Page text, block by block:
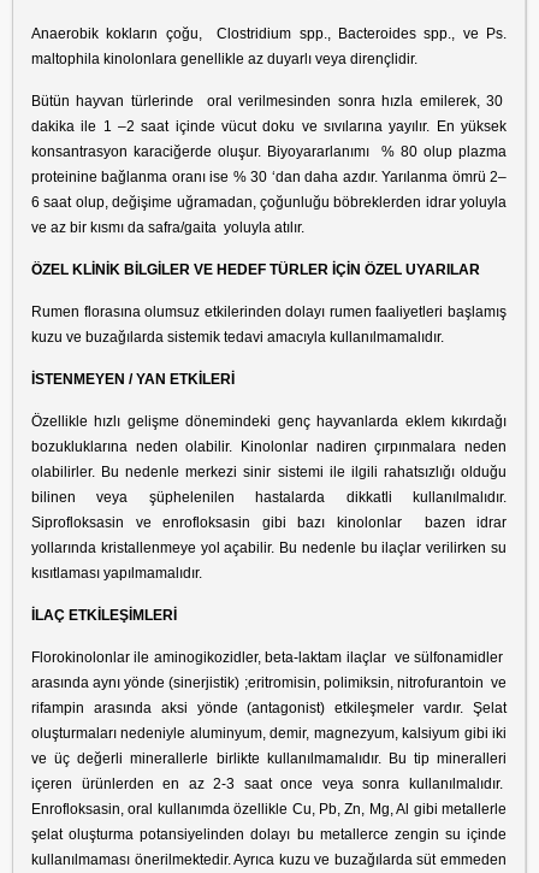
Anaerobik kokların çoğu, Clostridium spp., Bacteroides spp., ve Ps.
maltophila kinolonlara genellikle az duyarlı veya dirençlidir.
Bütün hayvan türlerinde oral verilmesinden sonra hızla emilerek, 30
dakika ile 1 –2 saat içinde vücut doku ve sıvılarına yayılır. En yüksek
konsantrasyon karaciğerde oluşur. Biyoyararlanımı % 80 olup plazma
proteinine bağlanma oranı ise % 30 ‘dan daha azdır. Yarılanma ömrü 2–
6 saat olup, değişime uğramadan, çoğunluğu böbreklerden idrar yoluyla
ve az bir kısmı da safra/gaita yoluyla atılır.
ÖZEL KLİNİK BİLGİLER VE HEDEF TÜRLER İÇİN ÖZEL UYARILAR
Rumen florasına olumsuz etkilerinden dolayı rumen faaliyetleri başlamış
kuzu ve buzağılarda sistemik tedavi amacıyla kullanılmamalıdır.
İSTENMEYEN / YAN ETKİLERİ
Özellikle hızlı gelişme dönemindeki genç hayvanlarda eklem kıkırdağı
bozukluklarına neden olabilir. Kinolonlar nadiren çırpınmalara neden
olabilirler. Bu nedenle merkezi sinir sistemi ile ilgili rahatsızlığı olduğu
bilinen veya şüphelenilen hastalarda dikkatli kullanılmalıdır.
Siprofloksasin ve enrofloksasin gibi bazı kinolonlar bazen idrar
yollarında kristallenmeye yol açabilir. Bu nedenle bu ilaçlar verilirken su
kısıtlaması yapılmamalıdır.
İLAÇ ETKİLEŞİMLERİ
Florokinolonlar ile aminogikozidler, beta-laktam ilaçlar ve sülfonamidler
arasında aynı yönde (sinerjistik) ;eritromisin, polimiksin, nitrofurantoin ve
rifampin arasında aksi yönde (antagonist) etkileşmeler vardır. Şelat
oluşturmaları nedeniyle aluminyum, demir, magnezyum, kalsiyum gibi iki
ve üç değerli minerallerle birlikte kullanılmamalıdır. Bu tip mineralleri
içeren ürünlerden en az 2-3 saat once veya sonra kullanılmalıdır.
Enrofloksasin, oral kullanımda özellikle Cu, Pb, Zn, Mg, Al gibi metallerle
şelat oluşturma potansiyelinden dolayı bu metallerce zengin su içinde
kullanılmaması önerilmektedir. Ayrıca kuzu ve buzağılarda süt emmeden